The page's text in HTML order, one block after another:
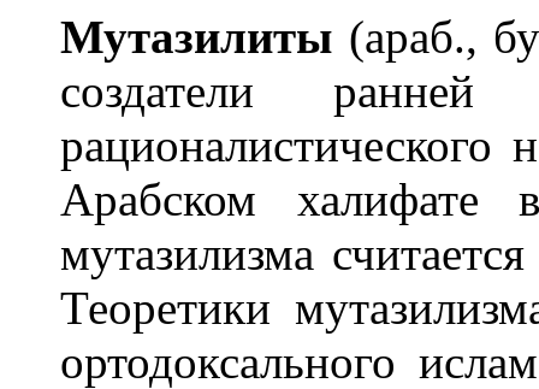
Мутазилиты (араб.,
создатели ранней
рационалистического
Арабском
мутазилизма
Теоретики
ортодоксального